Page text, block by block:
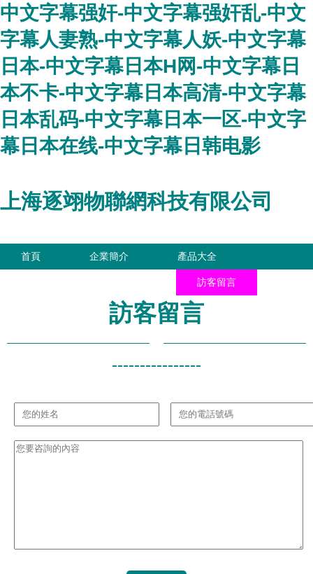
中文字幕强奸-中文字幕强奸乱-中文
字幕人妻熟-中文字幕人妖-中文字幕
日本-中文字幕日本H网-中文字幕日
本不卡-中文字幕日本高清-中文字幕
日本乱码-中文字幕日本一区-中文字
幕日本在线-中文字幕日韩电影
上海逐翊物聯網科技有限公司
首頁 企業簡介 產品大全
訪客留言
訪客留言
----------------